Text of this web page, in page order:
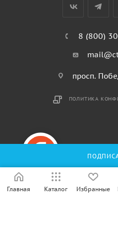
8 (800)
просп.
ПОЛИТИКА
© 2026
Главная Каталог Избранные